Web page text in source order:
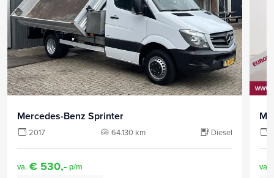
Mercedes-Benz Sprinter
2017 64.130 km Diesel
va. € 530,- p/m
va.